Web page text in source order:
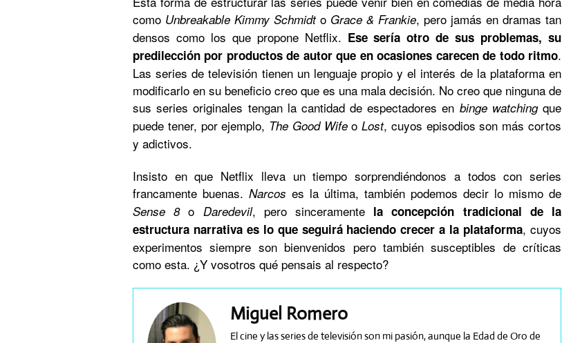
como Unbreakable Kimmy Schmidto Grace & Frankie, pero jamás en dramas tan
densos como los que propone Netflix. Ese sería otro de sus problemas, su
predilección por productos de autor que en ocasiones carecen de todo ritmo.
Las series de televisión tienen un lenguaje propio y el interés de la plataforma en
modificarlo en su beneficio creo que es una mala decisión. No creo que ninguna de
sus series originales tengan la cantidad de espectadores en binge watchingque
puede tener, por ejemplo, The Good WifeoLost, cuyos episodios son más cortos
y adictivos.
Insisto en que Netflix lleva un tiempo sorprendiéndonos a todos con series
francamente buenas. Narcos es la última, también podemos decir lo mismo de
Sense 8o Daredevil, pero sinceramente la concepción tradicional de la
estructura narrativa es lo que seguirá haciendo crecer a la plataforma, cuyos
experimentos siempre son bienvenidos pero también susceptibles de críticas
como esta. ¿Y vosotros qué pensais al respecto?
Miguel Romero
El cine y las series de televisión son mi pasión, aunque la Edad de Oro de